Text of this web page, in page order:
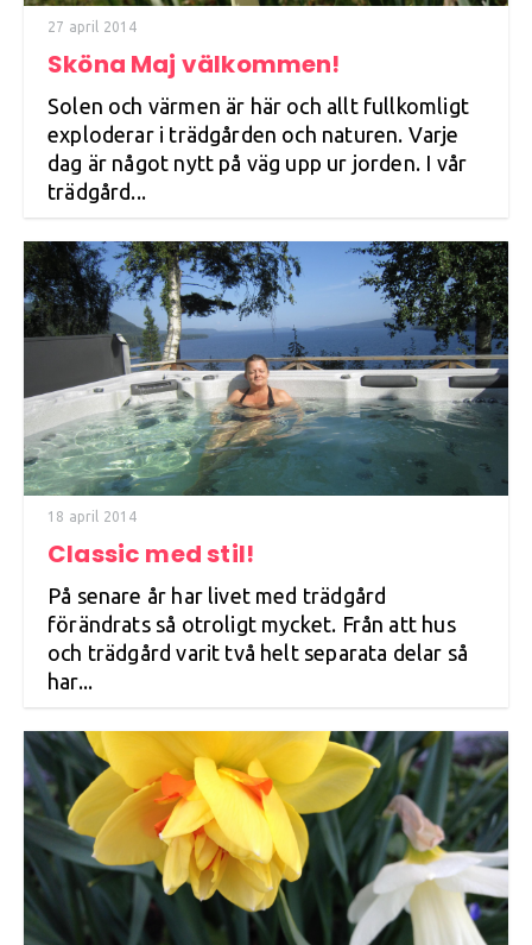
27 april 2014
Sköna Maj välkommen!
Solen och värmen är här och allt fullkomligt
exploderar i trädgården och naturen. Varje
dag är något nytt på väg upp ur jorden. I vår
trädgård...
18 april 2014
Classic med stil!
På senare år har livet med trädgård
förändrats så otroligt mycket. Från att hus
och trädgård varit två helt separata delar så
har...